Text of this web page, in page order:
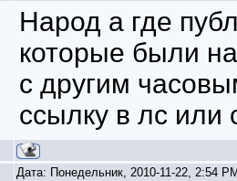
Народ а где
которые были
с другим
ссылку в лс или
Дата: Понедельник, 2010-11-22, 2:54